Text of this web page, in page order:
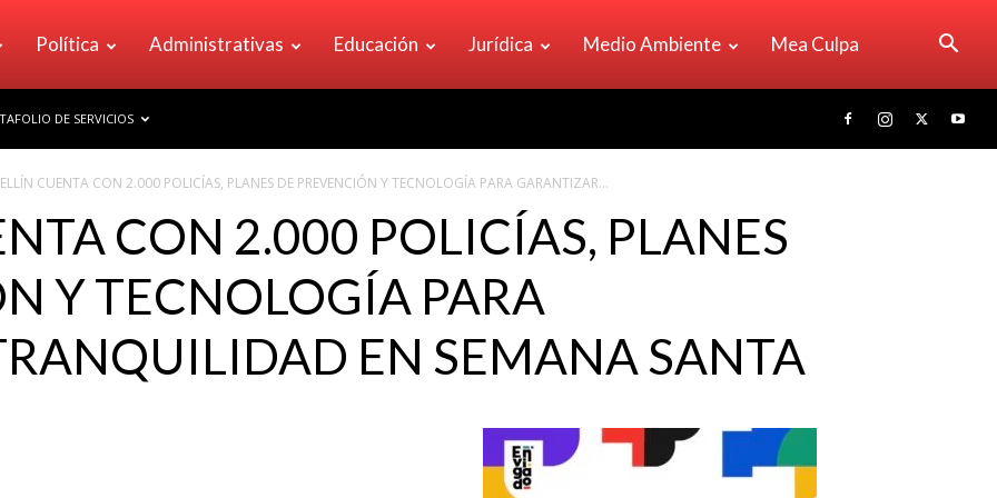
Política Administrativas Educación Jurídica Medio Ambiente Mea Culpa
DE SERVICIOS
CUENTA CON 2.000 POLICÍAS, PLANES DE PREVENCIÓN Y TECNOLOGÍA PARA GARANTIZAR...
CON 2.000 POLICÍAS, PLANES
Y TECNOLOGÍA PARA
EN SEMANA SANTA